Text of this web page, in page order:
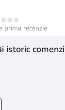
prima recenzie
istoric comenzi